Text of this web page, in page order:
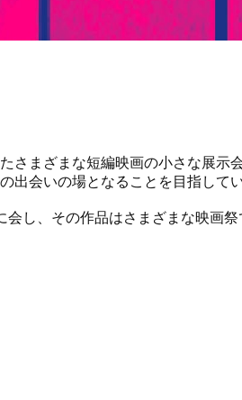
さまざまな短編映画の小さな展示
会いの場となることを目指してい
し、その作品はさまざまな映画祭